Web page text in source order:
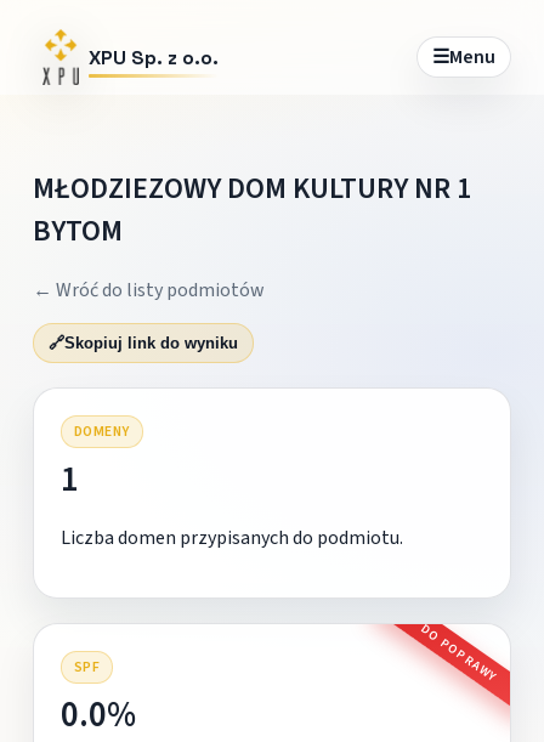
XPU Sp. z o.o. ☰Menu
MŁODZIEZOWY DOM KULTURY NR 1
BYTOM
← Wróć do listy podmiotów
🔗Skopiuj link do wyniku
DOMENY
1
Liczba domen przypisanych do podmiotu.
SPF DO POPRAWY
0.0%